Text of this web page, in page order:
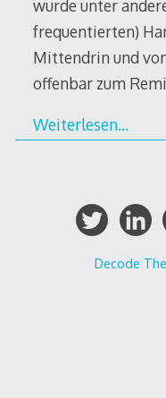
wurde unter
frequentierten)
Mittendrin und
offenbar zum
Weiterlesen…
Decode